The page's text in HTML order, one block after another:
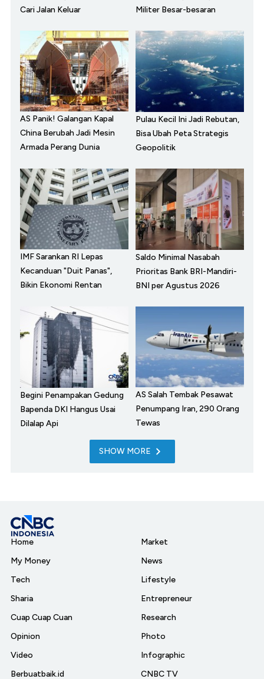
Cari Jalan Keluar
Militer Besar-besaran
AS Panik! Galangan Kapal
China Berubah Jadi Mesin
Armada Perang Dunia
Pulau Kecil Ini Jadi Rebutan,
Bisa Ubah Peta Strategis
Geopolitik
IMF Sarankan RI Lepas
Kecanduan "Duit Panas",
Bikin Ekonomi Rentan
Saldo Minimal Nasabah
Prioritas Bank BRI-Mandiri-
BNI per Agustus 2026
Begini Penampakan Gedung
Bapenda DKI Hangus Usai
Dilalap Api
AS Salah Tembak Pesawat
Penumpang Iran, 290 Orang
Tewas
SHOW MORE
Home
My Money
Tech
Sharia
Cuap Cuap Cuan
Opinion
Video
Berbuatbaik.id
Market
News
Lifestyle
Entrepreneur
Research
Photo
Infographic
CNBC TV